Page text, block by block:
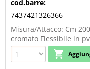
cod.barre:
7437421326366
Misura/Attacco: Cm
cromato Flessibile in